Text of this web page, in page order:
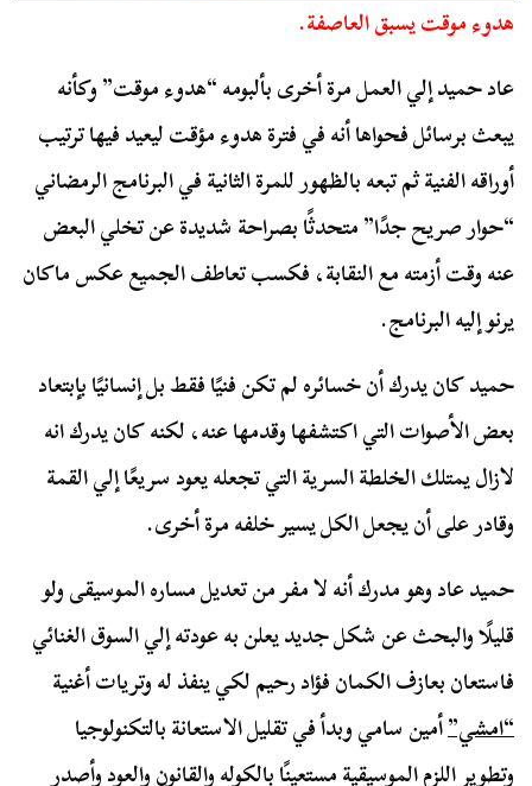
هدوء موقت يسبق العاصفة.
عاد حميد إلي العمل مرة أخرى بألبومه “هدوء موقت” وكأنه
يبعث برسائل فحواها أنه في فترة هدوء مؤقت ليعيد فيها ترتيب
أوراقه الفنية ثم تبعه بالظهور للمرة الثانية في البرنامج الرمضاني
“حوار صريح جدًا” متحدثًا بصراحة شديدة عن تخلي البعض
عنه وقت أزمته مع النقابة، فكسب تعاطف الجميع عكس ماكان
يرنو إليه البرنامج.
حميد كان يدرك أن خسائره لم تكن فنيًا فقط بل إنسانيًا بإبتعاد
بعض الأصوات التي اكتشفها وقدمها عنه، لكنه كان يدرك انه
لازال يمتلك الخلطة السرية التي تجعله يعود سريعًا إلي القمة
وقادر على أن يجعل الكل يسير خلفه مرة أخرى.
حميد عاد وهو مدرك أنه لا مفر من تعديل مساره الموسيقى ولو
قليلًا والبحث عن شكل جديد يعلن به عودته إلي السوق الغنائي
فاستعان بعازف الكمان فؤاد رحيم لكي ينفذ له وتريات أغنية
“امشي”أمين سامي وبدأ في تقليل الاستعانة بالتكنولوجيا
وتطوير اللزم الموسيقية مستعينًا بالكوله والقانون والعود وأصدر